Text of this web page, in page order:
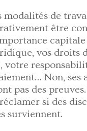
modalités de
être
vos droits
votre
Non, ses
pas des
si des
surviennent.